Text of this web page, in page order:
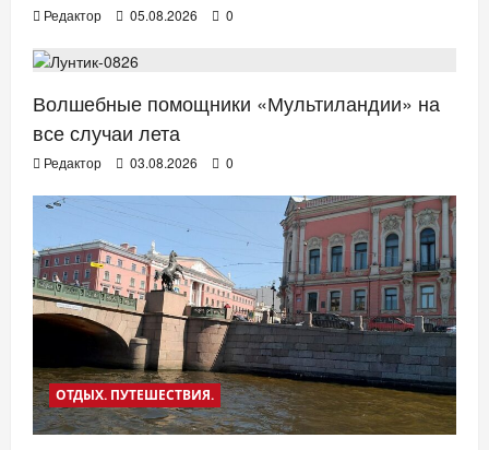
Редактор 05.08.2026
0
Волшебные помощники «Мультиландии» на
все случаи лета
Редактор 03.08.2026 0
ОТДЫХ. ПУТЕШЕСТВИЯ.